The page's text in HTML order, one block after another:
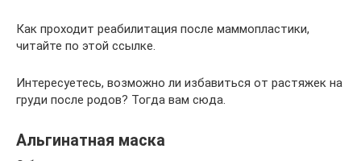
Как проходит реабилитация после маммопластики,
читайте по этой ссылке.
Интересуетесь, возможно ли избавиться от растяжек на
груди после родов? Тогда вам сюда.
Альгинатная маска